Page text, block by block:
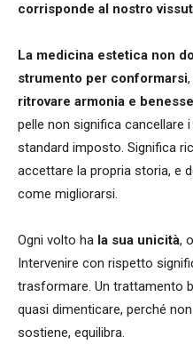
corrisponde al nostro
La medicina estetica non
strumento per conformarsi
ritrovare armonia e
pelle non significa cancellare
standard imposto. Significa
accettare la propria storia, e
come migliorarsi.
Ogni volto ha la sua unicità,
Intervenire con rispetto
trasformare. Un trattamento
quasi dimenticare, perché
sostiene, equilibra.